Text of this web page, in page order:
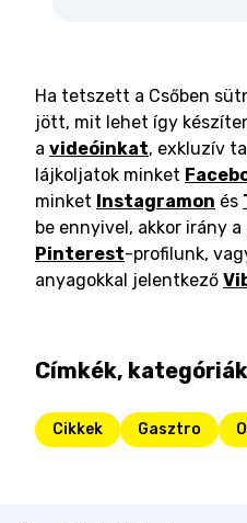
Ha tetszett a Csőben
jött, mit lehet így
a videóinkat, exkluzív
lájkoljatok minket
minket Instagramon és
be ennyivel, akkor irány
Pinterest-profilunk,
anyagokkal jelentkező
Címkék, kategóriák
Cikkek Gasztro